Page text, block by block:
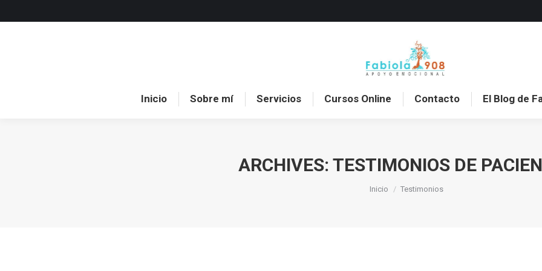
Inicio Sobre mí Servicios Cursos Online Contacto El Blog de
ARCHIVES: TESTIMONIOS DE
Estás aquí:
Inicio Testimonios
Inicio Sobre mí Servicios Cursos Online